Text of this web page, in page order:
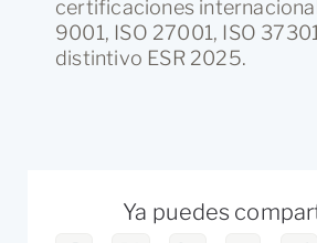
certificaciones
9001, ISO 27001, ISO
distintivo ESR 2025.
Ya puedes